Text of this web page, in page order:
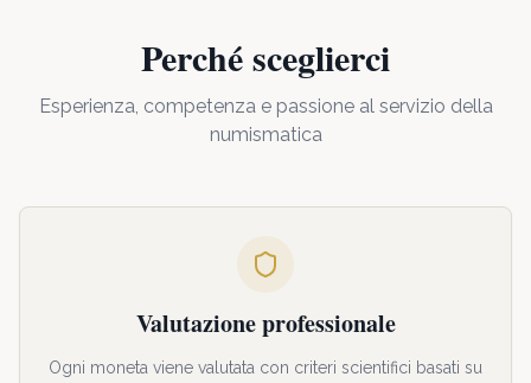
Perché sceglierci
Esperienza, competenza e passione al servizio della
numismatica
Valutazione professionale
Ogni moneta viene valutata con criteri scientifici basati su